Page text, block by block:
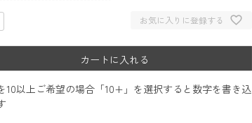
お気に入りに登録する
カートに入れる
10以上ご希望の場合「10+」を選択すると数字を書き込